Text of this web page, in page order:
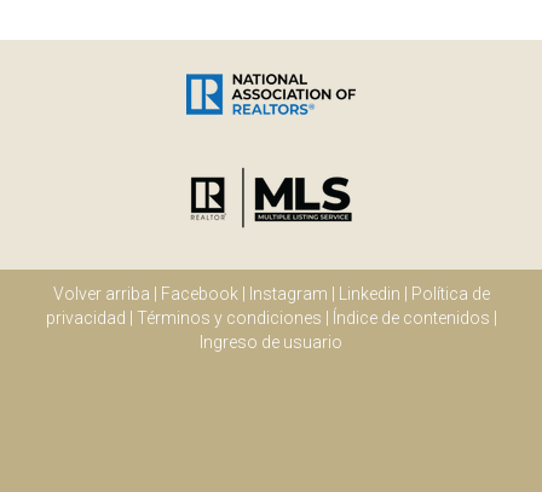
Volver arriba Facebook Instagram Linkedin
Política de
privacidad
Términos y condiciones Índice de contenidos
Ingreso de usuario